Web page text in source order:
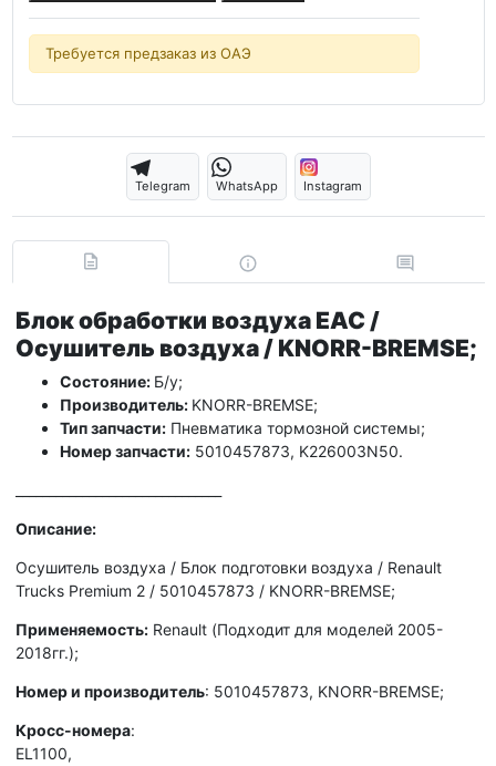
Требуется предзаказ из ОАЭ
Telegram WhatsApp Instagram
Блок oбработки воздухa EAC /
Осушитель воздуха / KNORR-BREMSE;
Состояние: Б/у;
Производитель: KNORR-BREMSE;
Тип запчасти: Пневматика тормозной системы;
Номер запчасти: 5010457873, K226003N50.
Описание:
Осушитель воздуха / Блок подготовки воздуха / Renault
Trucks Premium 2 / 5010457873 / KNORR-BREMSE;
Применяемость: Renault (Подходит для моделей 2005-
2018гг.);
Hoмep и производитель: 5010457873, KNORR-BREMSE;
Кросс-номера:
ЕL1100,